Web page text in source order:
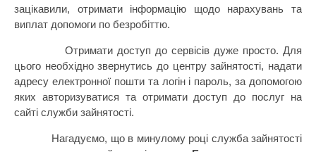
зацікавили, отримати інформацію щодо нарахувань та
виплат допомоги по безробіттю.
Отримати доступ до сервісів дуже просто. Для
цього необхідно звернутись до центру зайнятості, надати
адресу електронної пошти та логін і пароль, за допомогою
яких авторизуватися та отримати доступ до послуг на
сайті служби зайнятості.
Нагадуємо, що в минулому році служба зайнятості